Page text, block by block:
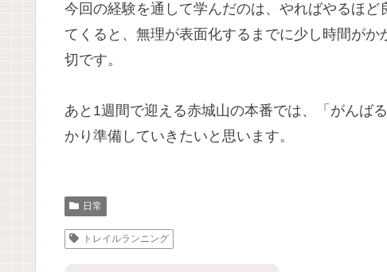
今回の経験を通して学んだのは、やればやるほ
てくると、無理が表面化するまでに少し時間が
切です。
あと1週間で迎える赤城山の本番では、「がんば
かり準備していきたいと思います。
日常
トレイルランニング